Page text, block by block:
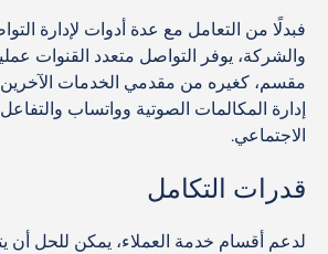
فبدلًا من التعامل مع عدة أدوات لإدارة
والشركة، يوفر التواصل متعدد القنوات
مقسم، كغيره من مقدمي الخدمات
إدارة المكالمات الصوتية وواتساب
الاجتماعي.
قدرات التكامل
لدعم أقسام خدمة العملاء، يمكن للحل أن